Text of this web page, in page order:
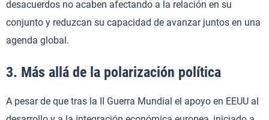
desacuerdos no acaben afectando a la relación en su
conjunto y reduzcan su capacidad de avanzar juntos en una
agenda global.
3. Más allá de la polarización política
A pesar de que tras la II Guerra Mundial el apoyo en EEUU al